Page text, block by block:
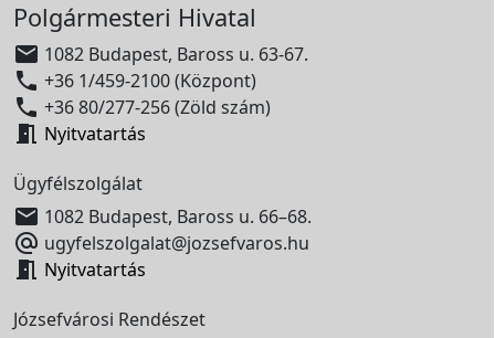
Polgármesteri Hivatal
 1082 Budapest, Baross u. 63-67.
 +36 1/459-2100 (Központ)
 +36 80/277-256 (Zöld szám)
 Nyitvatartás
Ügyfélszolgálat
 1082 Budapest, Baross u. 66–68.
 ugyfelszolgalat@jozsefvaros.hu
 Nyitvatartás
Józsefvárosi Rendészet